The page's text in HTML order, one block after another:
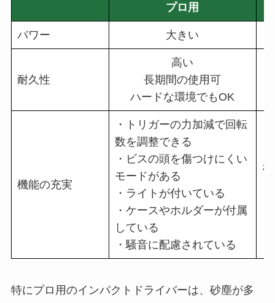
プロ用
パワー 大きい
耐久性
高い
長期間の使用可
ハードな環境でもOK
機能の充実
・トリガーの力加減で回転
数を調整できる
・ビスの頭を傷つけにくい
モードがある
・ライトが付いている
・ケースやホルダーが付属
している
・騒音に配慮されている
特にプロ用のインパクトドライバーは、砂塵が多